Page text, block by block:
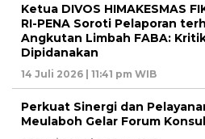
Ketua DIVOS HIMAKESMAS
RI-PENA Soroti Pelaporan
Angkutan Limbah FABA:
Dipidanakan
14 Juli 2026 | 11:41 pm WIB
Perkuat Sinergi dan
Meulaboh Gelar Forum